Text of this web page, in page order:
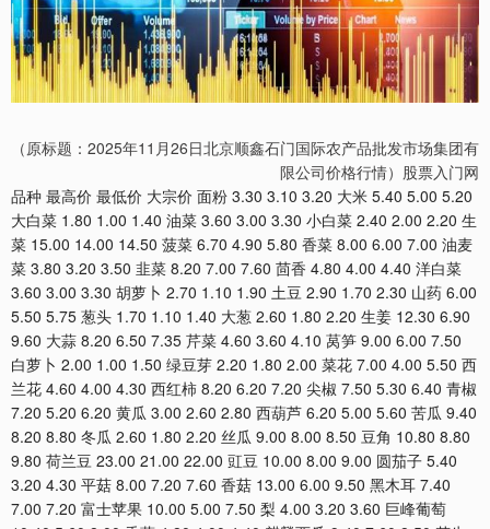
（原标题：2025年11月26日北京顺鑫石门国际农产品批发市场集团有
限公司价格行情）股票入门网
品种 最高价 最低价 大宗价 面粉 3.30 3.10 3.20 大米 5.40 5.00 5.20
大白菜 1.80 1.00 1.40 油菜 3.60 3.00 3.30 小白菜 2.40 2.00 2.20 生
菜 15.00 14.00 14.50 菠菜 6.70 4.90 5.80 香菜 8.00 6.00 7.00 油麦
菜 3.80 3.20 3.50 韭菜 8.20 7.00 7.60 茴香 4.80 4.00 4.40 洋白菜
3.60 3.00 3.30 胡萝卜 2.70 1.10 1.90 土豆 2.90 1.70 2.30 山药 6.00
5.50 5.75 葱头 1.70 1.10 1.40 大葱 2.60 1.80 2.20 生姜 12.30 6.90
9.60 大蒜 8.20 6.50 7.35 芹菜 4.60 3.60 4.10 莴笋 9.00 6.00 7.50
白萝卜 2.00 1.00 1.50 绿豆芽 2.20 1.80 2.00 菜花 7.00 4.00 5.50 西
兰花 4.60 4.00 4.30 西红柿 8.20 6.20 7.20 尖椒 7.50 5.30 6.40 青椒
7.20 5.20 6.20 黄瓜 3.00 2.60 2.80 西葫芦 6.20 5.00 5.60 苦瓜 9.40
8.20 8.80 冬瓜 2.60 1.80 2.20 丝瓜 9.00 8.00 8.50 豆角 10.80 8.80
9.80 荷兰豆 23.00 21.00 22.00 豇豆 10.00 8.00 9.00 圆茄子 5.40
3.20 4.30 平菇 8.00 7.20 7.60 香菇 13.00 6.00 9.50 黑木耳 7.40
7.00 7.20 富士苹果 10.00 5.00 7.50 梨 4.00 3.20 3.60 巨峰葡萄